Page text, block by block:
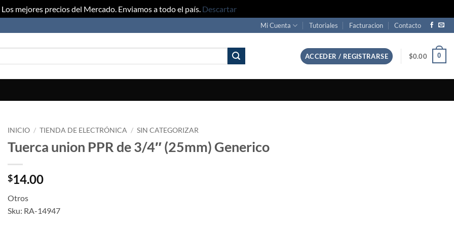
Los mejores precios del Mercado. Enviamos a todo el país. Descartar
Mi Cuenta Tutoriales Facturacion Contacto
ACCEDER / REGISTRARSE $0.00 0
INICIO / TIENDA DE ELECTRÓNICA / SIN CATEGORIZAR
Tuerca union PPR de 3/4″ (25mm) Generico
$14.00
Otros
Sku: RA-14947